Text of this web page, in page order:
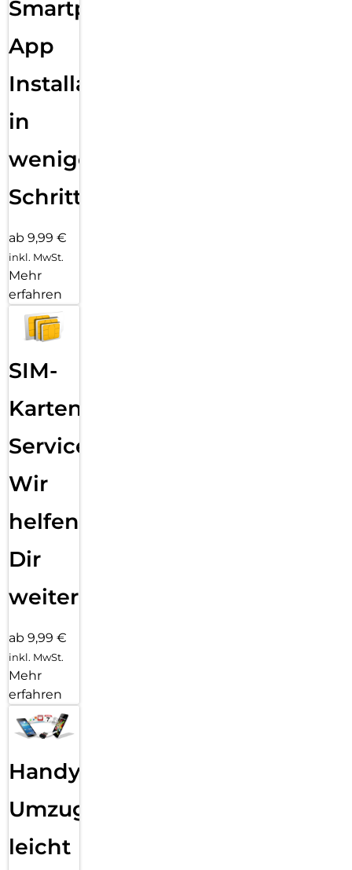
Smartphone
App
Installation
in
wenigen
Schritten
ab 9,99 €
inkl. MwSt.
Mehr
erfahren
SIM-
Karten
Service:
Wir
helfen
Dir
weiter
ab 9,99 €
inkl. MwSt.
Mehr
erfahren
Handy
Umzug
leicht